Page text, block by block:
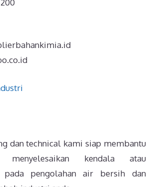
dan technical kami siap membantu
kendala atau
pada pengolahan air bersih dan